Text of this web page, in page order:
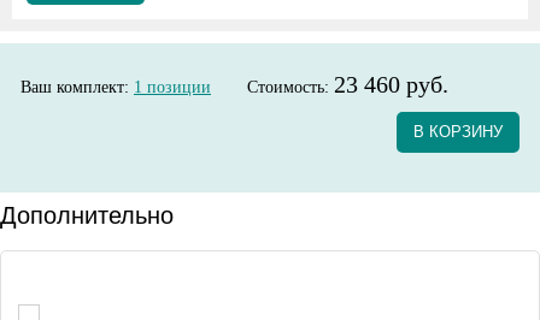
Ваш комплект: 1 позиции Стоимость: 23 460 руб.
В КОРЗИНУ
Дополнительно